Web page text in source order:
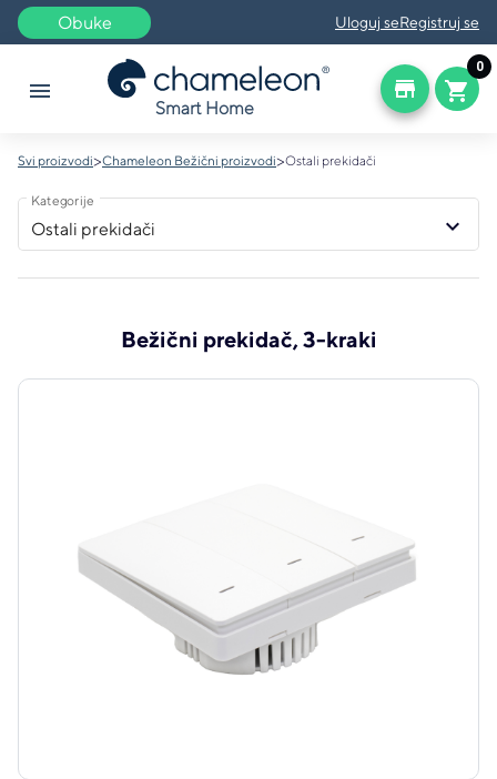
Obuke Uloguj seRegistruj se
menu
Smart Home
store shopping_cart
0
Svi proizvodi>Chameleon Bežični proizvodi>Ostali prekidači
Ostali prekidači
Kategorije
keyboard_arrow_down
Bežični prekidač, 3-kraki